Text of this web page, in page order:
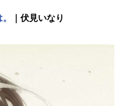
は、10年の時を経て復活
姿となった魔王は、くす
を見てやると言っておる
ん底勇者と最弱魔王が繰
タバタなワンルームライ
｜伏見いなり